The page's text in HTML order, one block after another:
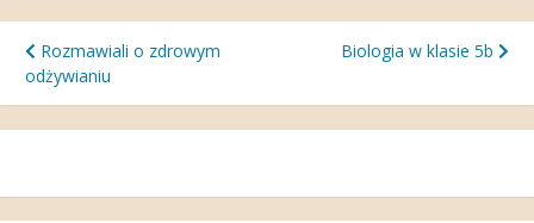
Nawigacja
wpisu
Rozmawiali o zdrowym
odżywianiu
Biologia w klasie 5b